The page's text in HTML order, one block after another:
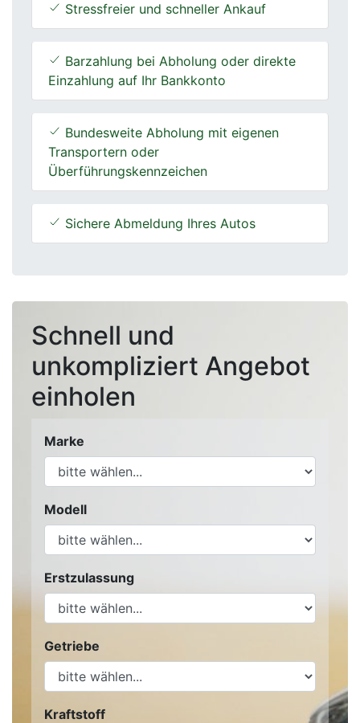
Stressfreier und schneller Ankauf
Barzahlung bei Abholung oder direkte
Einzahlung auf Ihr Bankkonto
Bundesweite Abholung mit eigenen
Transportern oder
Überführungskennzeichen
Sichere Abmeldung Ihres Autos
Schnell und
unkompliziert Angebot
einholen
Marke
Modell
Erstzulassung
Getriebe
Kraftstoff